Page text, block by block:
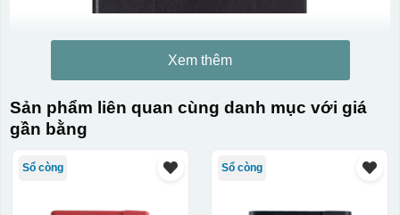
Xem thêm
Sản phẩm liên quan cùng danh mục với giá
gần bằng
Sổ còng Sổ còng